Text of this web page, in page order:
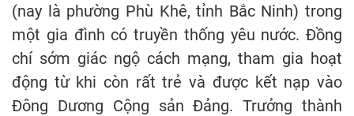
(nay là phường Phù Khê, tỉnh Bắc Ninh) trong
một gia đình có truyền thống yêu nước. Đồng
chí sớm giác ngộ cách mạng, tham gia hoạt
động từ khi còn rất trẻ và được kết nạp vào
Đông Dương Cộng sản Đảng. Trưởng thành